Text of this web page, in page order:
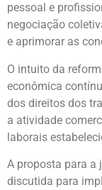
pessoal e
negociação
e aprimorar as
O intuito da
econômica
dos direitos dos
a atividade
laborais
A proposta para a
discutida para